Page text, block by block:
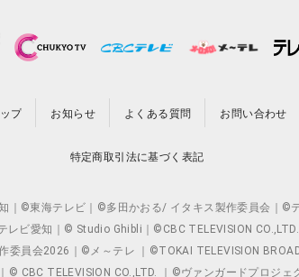
プ お知らせ よくある質問 お問い合わせ
特定商取引法に基づく表記
©東海テレビ｜©多田かおる/ イタキス製作委員会｜©
レビ愛知｜© Studio Ghibli｜©CBC TELEVISION
員会2026｜©メ～テレ ｜©TOKAI TELEVISION
© CBC TELEVISION CO.,LTD. ｜©ヴァンガードプロジ